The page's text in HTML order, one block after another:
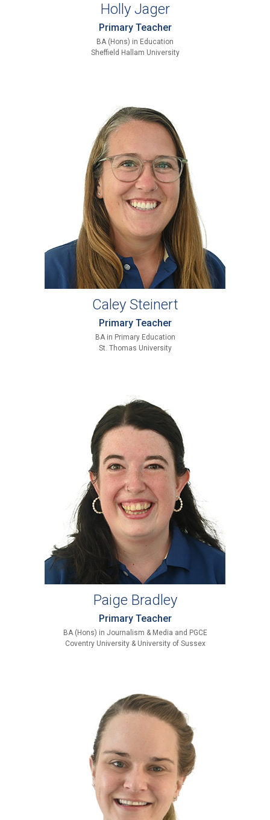
Holly Jager
Primary Teacher
BA (Hons) in Education
Sheffield Hallam University
Caley Steinert
Primary Teacher
BA in Primary Education
St. Thomas University
Paige Bradley
Primary Teacher
BA (Hons) in Journalism & Media and PGCE
Coventry University & University of Sussex